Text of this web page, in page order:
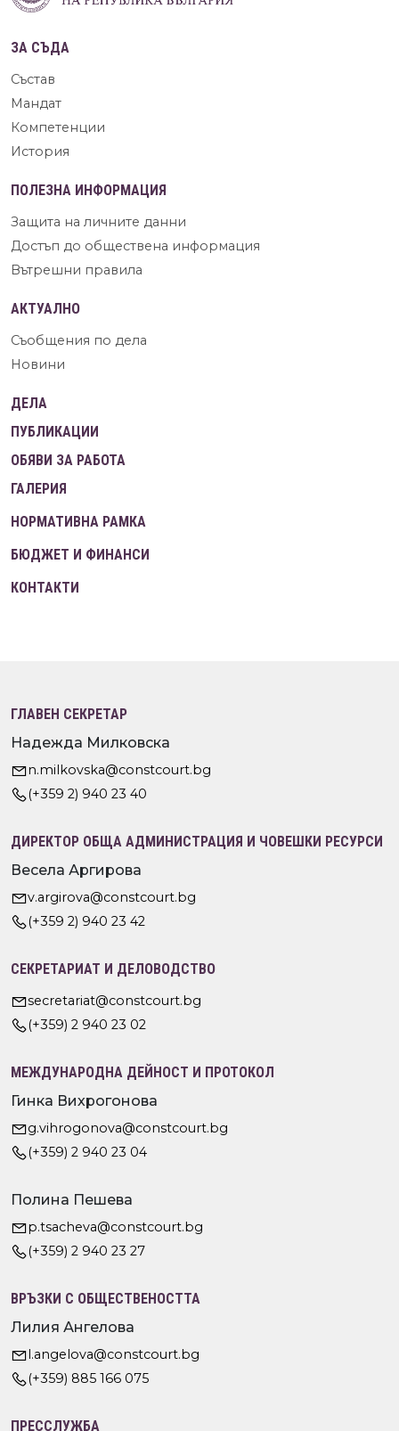
ЗА СЪДА
Състав
Мандат
Компетенции
История
ПОЛЕЗНА ИНФОРМАЦИЯ
Защита на личните данни
Достъп до обществена информация
Вътрешни правила
АКТУАЛНО
Съобщения по дела
Новини
ДЕЛА
ПУБЛИКАЦИИ
ОБЯВИ ЗА РАБОТА
ГАЛЕРИЯ
НОРМАТИВНА РАМКА
БЮДЖЕТ И ФИНАНСИ
КОНТАКТИ
ГЛАВЕН СЕКРЕТАР
Надежда Милковска
n.milkovska@constcourt.bg
(+359 2) 940 23 40
ДИРЕКТОР ОБЩА АДМИНИСТРАЦИЯ И ЧОВЕШКИ РЕСУРСИ
Весела Аргирова
v.argirova@constcourt.bg
(+359 2) 940 23 42
СЕКРЕТАРИАТ И ДЕЛОВОДСТВО
secretariat@constcourt.bg
(+359) 2 940 23 02
МЕЖДУНАРОДНА ДЕЙНОСТ И ПРОТОКОЛ
Гинка Вихрогонова
g.vihrogonova@constcourt.bg
(+359) 2 940 23 04
Полина Пешева
p.tsacheva@constcourt.bg
(+359) 2 940 23 27
ВРЪЗКИ С ОБЩЕСТВЕНОСТТА
Лилия Ангелова
l.angelova@constcourt.bg
(+359) 885 166 075
ПРЕССЛУЖБА